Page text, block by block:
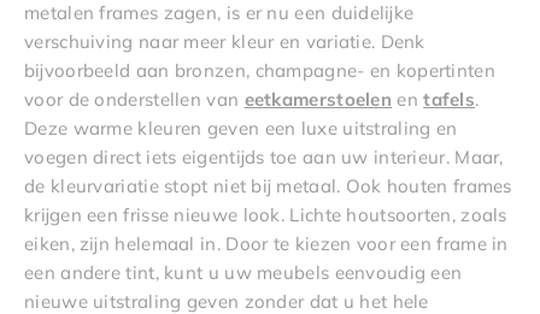
metalen frames zagen, is er nu een duidelijke
verschuiving naar meer kleur en variatie. Denk
bijvoorbeeld aan bronzen, champagne- en kopertinten
voor de onderstellen van eetkamerstoelen entafels.
Deze warme kleuren geven een luxe uitstraling en
voegen direct iets eigentijds toe aan uw interieur. Maar,
de kleurvariatie stopt niet bij metaal. Ook houten frames
krijgen een frisse nieuwe look. Lichte houtsoorten, zoals
eiken, zijn helemaal in. Door te kiezen voor een frame in
een andere tint, kunt u uw meubels eenvoudig een
nieuwe uitstraling geven zonder dat u het hele